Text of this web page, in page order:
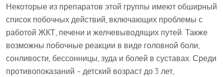
Некоторые из препаратов этой группы имеют обширный
список побочных действий, включающих проблемы с
работой ЖКТ, печени и желчевыводящих путей. Также
возможны побочные реакции в виде головной боли,
сонливости, бессонницы, зуда и болей в суставах. Среди
противопоказаний – детский возраст до 3 лет,